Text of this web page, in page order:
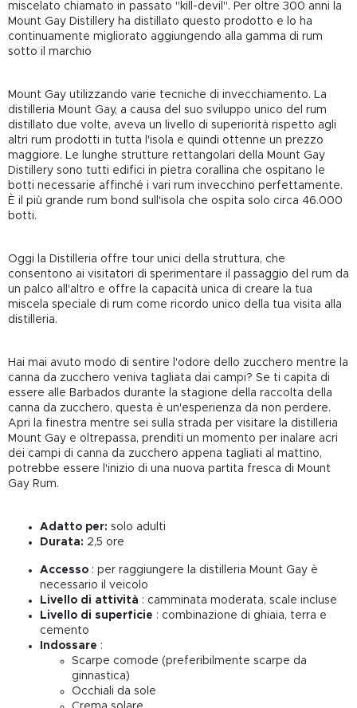
miscelato chiamato in passato "kill-devil". Per oltre 300 anni la
Mount Gay Distillery ha distillato questo prodotto e lo ha
continuamente migliorato aggiungendo alla gamma di rum
sotto il marchio
Mount Gay utilizzando varie tecniche di invecchiamento. La
distilleria Mount Gay, a causa del suo sviluppo unico del rum
distillato due volte, aveva un livello di superiorità rispetto agli
altri rum prodotti in tutta l'isola e quindi ottenne un prezzo
maggiore. Le lunghe strutture rettangolari della Mount Gay
Distillery sono tutti edifici in pietra corallina che ospitano le
botti necessarie affinché i vari rum invecchino perfettamente.
È il più grande rum bond sull'isola che ospita solo circa 46.000
botti.
Oggi la Distilleria offre tour unici della struttura, che
consentono ai visitatori di sperimentare il passaggio del rum da
un palco all'altro e offre la capacità unica di creare la tua
miscela speciale di rum come ricordo unico della tua visita alla
distilleria.
Hai mai avuto modo di sentire l'odore dello zucchero mentre la
canna da zucchero veniva tagliata dai campi? Se ti capita di
essere alle Barbados durante la stagione della raccolta della
canna da zucchero, questa è un'esperienza da non perdere.
Apri la finestra mentre sei sulla strada per visitare la distilleria
Mount Gay e oltrepassa, prenditi un momento per inalare acri
dei campi di canna da zucchero appena tagliati al mattino,
potrebbe essere l'inizio di una nuova partita fresca di Mount
Gay Rum.
Adatto per: solo adulti
Durata: 2,5 ore
Accesso : per raggiungere la distilleria Mount Gay è
necessario il veicolo
Livello di attività : camminata moderata, scale incluse
Livello di superficie : combinazione di ghiaia, terra e
cemento
Indossare :
Scarpe comode (preferibilmente scarpe da
ginnastica)
Occhiali da sole